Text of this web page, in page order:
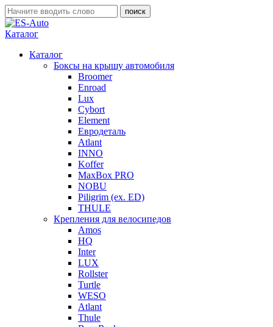
Каталог
Каталог
Боксы на крышу автомобиля
Broomer
Enroad
Lux
Cybort
Element
Евродеталь
Atlant
INNO
Koffer
MaxBox PRO
NOBU
Piligrim (ex. ED)
THULE
Крепления для велосипедов
Amos
HQ
Inter
LUX
Rollster
Turtle
WESO
Atlant
Thule